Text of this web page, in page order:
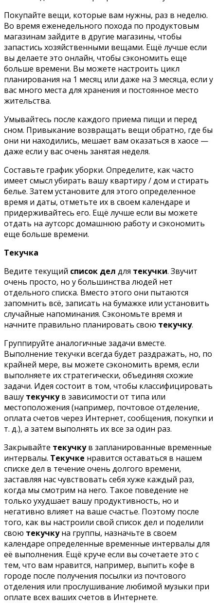
Покупайте вещи, которые вам нужны, раз в неделю.
Во время еженедельного похода по продуктовым
магазинам зайдите в другие магазины, чтобы
запастись хозяйственными вещами. Ещё лучше если
вы делаете это онлайн, чтобы сэкономить еще
больше времени. Вы можете настроить цикл
планирования на 1 месяц или даже на 3 месяца, если у
вас много места для хранения и постоянное место
жительства.
Умывайтесь после каждого приема пищи и перед
сном. Привыкание возвращать вещи обратно, где бы
они ни находились, мешает вам оказаться в хаосе —
даже если у вас очень занятая неделя.
Составьте график уборки. Определите, как часто
имеет смысл убирать вашу квартиру / дом и стирать
белье. Затем установите для этого определенное
время и даты, отметьте их в своем календаре и
придерживайтесь его. Ещё лучше если вы можете
отдать на аутсорс домашнюю работу и сэкономить
еще больше времени.
Текучка
Ведите текущий список дел для текучки. Звучит
очень просто, но у большинства людей нет
отдельного списка. Вместо этого они пытаются
запомнить всё, записать на бумажке или установить
случайные напоминания. Сэкономьте время и
начните правильно планировать свою текучку.
Группируйте аналогичные задачи вместе.
Выполнение текучки всегда будет раздражать, но, по
крайней мере, вы можете сэкономить время, если
выполняете их стратегически, объединяя схожие
задачи. Идея состоит в том, чтобы классифицировать
вашу текучкув зависимости от типа или
местоположения (например, почтовое отделение,
оплата счетов через Интернет, сообщения, покупки и
т. д.), а затем выполнять их все за один раз.
Закрывайте текучкув запланированные временные
интервалы. Текучке нравится оставаться в нашем
списке дел в течение очень долгого времени,
заставляя нас чувствовать себя хуже каждый раз,
когда мы смотрим на него. Такое поведение не
только ухудшает вашу продуктивность, но и
негативно влияет на ваше счастье. Поэтому после
того, как вы настроили свой список дел и поделили
свою текучкуна группы, назначьте в своем
календаре определенные временные интервалы для
её выполнения. Ещё круче если вы сочетаете это с
тем, что вам нравится, например, выпить кофе в
городе после получения посылки из почтового
отделения или прослушивание любимой музыки при
оплате всех ваших счетов в Интернете.